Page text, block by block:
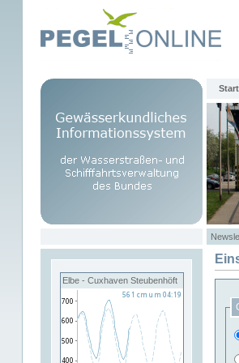
Start
Elbe - Cuxhaven Steubenhöft